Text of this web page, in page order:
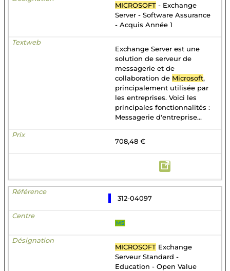
MICROSOFT - Exchange
Server - Software Assurance
- Acquis Année 1
Exchange Server est une
solution de serveur de
messagerie et de
collaboration de Microsoft,
principalement utilisée par
les entreprises. Voici les
principales fonctionnalités :
Messagerie d'entreprise...
708,48 €
312-04097
MS
MICROSOFT Exchange
Serveur Standard -
Education - Open Value